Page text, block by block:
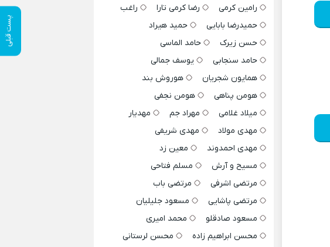
پست قبلی
رامین کرمی
رضا کرمی تارا
راغب
حمیدرضا بابایی
حمید هیراد
حسن زیرک
حامد الماسی
حامد سنجابی
یوسف جمالی
همایون شجریان
هوروش بند
هومن پناهی
هومن نجفی
میلاد غلامی
مهراد جم
مهدیار
مهدی مولاد
مهدی شریفی
مهدی احمدوند
معین زد
مسیح و آرش
مسلم فتاحی
مرتضی اشرفی
مرتضی باب
مرتضی پاشایی
مسعود جلیلیان
مسعود صادقلو
محمد امیری
محسن ابراهیم زاده
محسن لرستانی